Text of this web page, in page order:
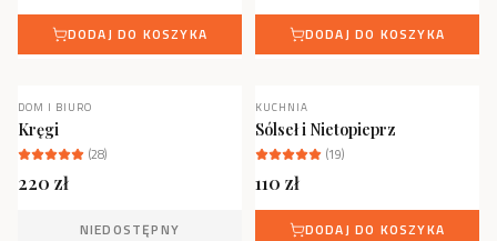
DODAJ DO KOSZYKA DODAJ DO KOSZYKA
NIEDOSTĘPNY
DOM I BIURO
Kręgi
(28)
220 zł
NIEDOSTĘPNY
NOWOŚĆ
KUCHNIA
Sólseł i Nietopieprz
(19)
110 zł
DODAJ DO KOSZYKA